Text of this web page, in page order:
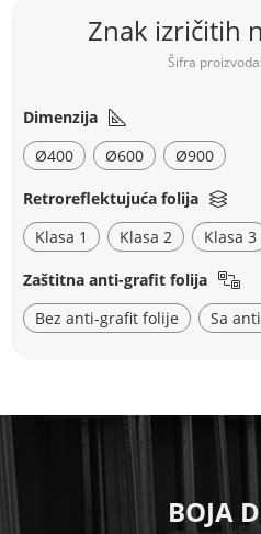
the
images
gallery
Znak izričitih
Dimenzija
Ø400
Ø600 Ø900
Retroreflektujuća folija
Klasa 1
Klasa 2 Klasa 3
Zaštitna anti-grafit folija
Bez anti-grafit folije
Sa
BOJA